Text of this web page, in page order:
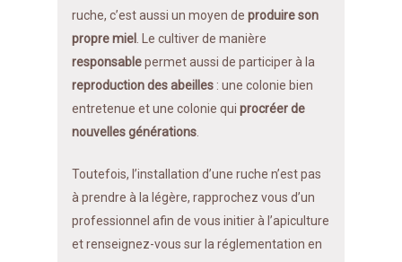
ruche, c’est aussi un moyen deproduire son
propre miel
. Le cultiver de manière
responsablepermet aussi de participer à la
reproduction des abeilles : une colonie bien
entretenue et une colonie quiprocréer de
nouvelles générations
Toutefois, l’installation d’une ruche n’est pas
à prendre à la légère, rapprochez vous d’un
professionnel afin de vous initier à l’apiculture
et renseignez-vous sur la réglementation en